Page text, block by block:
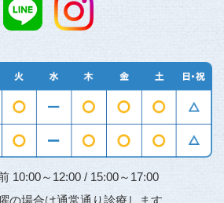
10:00～12:00 / 15:00～17:00
の場合は通常通り診療します